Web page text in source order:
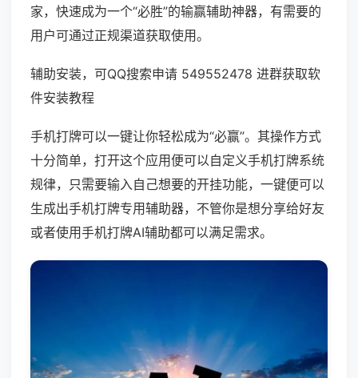
家，快速成为一个“必胜”的输赢辅助神器，有需要的
用户可通过正规渠道获取使用。
辅助安装，可QQ搜索申请 549552478 进群获取软
件安装教程
手机打牌可以一键让你轻松成为“必赢”。其操作方式
十分简单，打开这个应用便可以自定义手机打牌系统
规律，只需要输入自己想要的开挂功能，一键便可以
生成出手机打牌专用辅助器，不管你是想分享给好友
或者使用手机打牌AI辅助都可以满足需求。